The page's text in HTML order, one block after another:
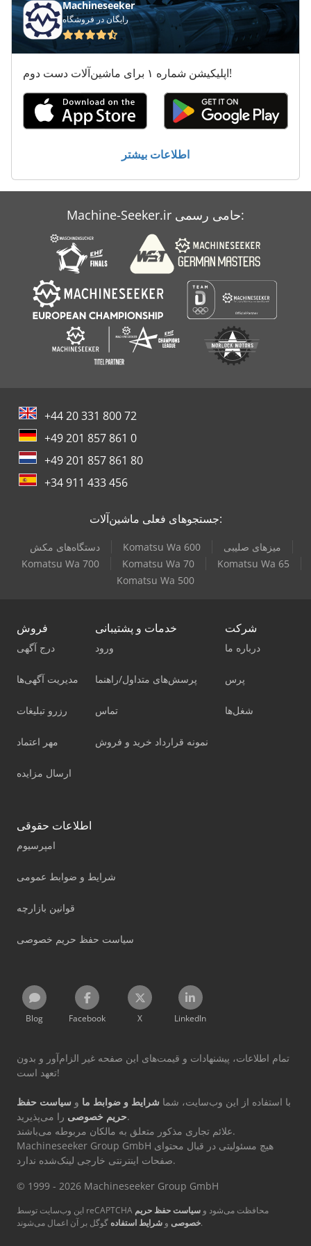
Eisele Kms 090
Eisele Lms
Emag Vl 5
Ess 350
Ls 703
Mafell Ad 280
Sdlg Lg 958
Machineseeker
رایگان در فروشگاه
اپلیکیشن شماره ۱ برای ماشین‌آلات دست دوم!
اطلاعات بیشتر
Machine-Seeker.ir حامی رسمی:
+44 20 331 800 72
+49 201 857 861 0
+49 201 857 861 80
+34 911 433 456
جستجوهای فعلی ماشین‌آلات:
دستگاه‌های مکش Komatsu Wa 600
میزهای صلیبی
Komatsu Wa 700
Komatsu Wa 70
Komatsu Wa 65
Komatsu Wa 500
فروش
درج آگهی
مدیریت آگهی‌ها
رزرو تبلیغات
مهر اعتماد
ارسال مزایده
خدمات و پشتیبانی
ورود
پرسش‌های متداول/راهنما
تماس
نمونه قرارداد خرید و فروش
شرکت
درباره ما
پرس
شغل‌ها
اطلاعات حقوقی
امپرسیوم
شرایط و ضوابط عمومی
قوانین بازارچه
سیاست حفظ حریم خصوصی
Blog Facebook X LinkedIn
تمام اطلاعات، پیشنهادات و قیمت‌های این صفحه غیر الزام‌آور و بدون
تعهد است!
با استفاده از این وب‌سایت، شما شرایط و ضوابط ما و سیاست حفظ
حریم خصوصیرا می‌پذیرید.
علائم تجاری مذکور متعلق به مالکان مربوطه می‌باشند.
Machineseeker Group GmbH هیچ مسئولیتی در قبال محتوای
صفحات اینترنتی خارجی لینک‌شده ندارد.
© 1999 - 2026 Machineseeker Group GmbH
این وب‌سایت توسط reCAPTCHA محافظت می‌شود و سیاست حفظ حریم
خصوصی و شرایط استفاده گوگل بر آن اعمال می‌شوند.